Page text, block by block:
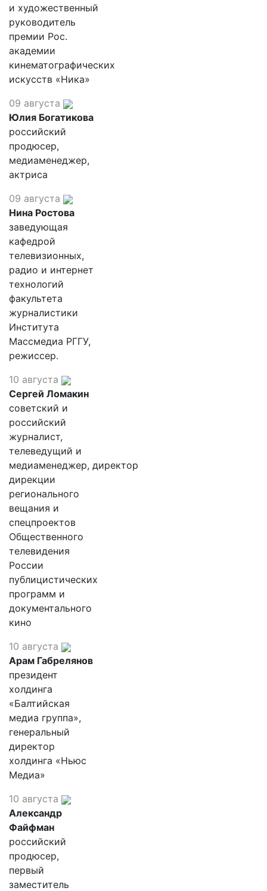
и художественный
руководитель
премии Рос.
академии
кинематографических
искусств «Ника»
09 августа
Юлия Богатикова
российский
продюсер,
медиаменеджер,
актриса
09 августа
Нина Ростова
заведующая
кафедрой
телевизионных,
радио и интернет
технологий
факультета
журналистики
Института
Массмедиа РГГУ,
режиссер.
10 августа
Сергей Ломакин
советский и
российский
журналист,
телеведущий и
медиаменеджер, директор
дирекции
регионального
вещания и
спецпроектов
Общественного
телевидения
России
публицистических
программ и
документального
кино
10 августа
Арам Габрелянов
президент
холдинга
«Балтийская
медиа группа»,
генеральный
директор
холдинга «Ньюс
Медиа»
10 августа
Александр
Файфман
российский
продюсер,
первый
заместитель